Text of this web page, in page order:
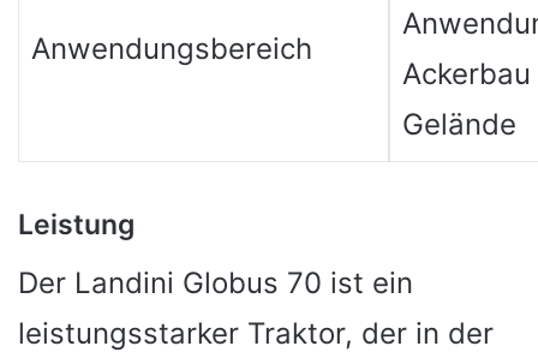
Anwendungsbereich
Gelände
Leistung
Der Landini Globus 70 ist ein
leistungsstarker Traktor, der in der